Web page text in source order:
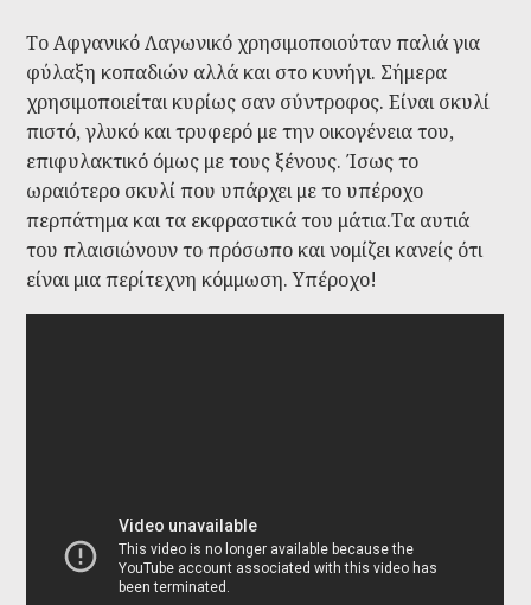
Το Αφγανικό Λαγωνικό χρησιμοποιούταν παλιά για
φύλαξη κοπαδιών αλλά και στο κυνήγι. Σήμερα
χρησιμοποιείται κυρίως σαν σύντροφος. Είναι σκυλί
πιστό, γλυκό και τρυφερό με την οικογένεια του,
επιφυλακτικό όμως με τους ξένους. Ίσως το
ωραιότερο σκυλί που υπάρχει με το υπέροχο
περπάτημα και τα εκφραστικά του μάτια.Τα αυτιά
του πλαισιώνουν το πρόσωπο και νομίζει κανείς ότι
είναι μια περίτεχνη κόμμωση. Υπέροχο!